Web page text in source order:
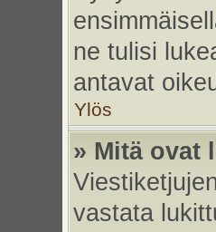
ne tulisi
antavat
Ylös
» Mitä ovat
vastata